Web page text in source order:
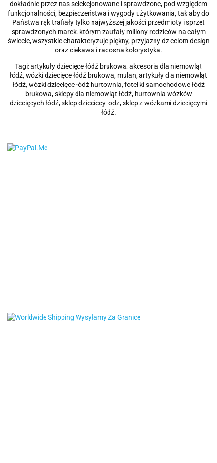
dokładnie przez nas selekcjonowane i sprawdzone, pod względem
funkcjonalności, bezpieczeństwa i wygody użytkowania, tak aby do
Państwa rąk trafiały tylko najwyższej jakości przedmioty i sprzęt
sprawdzonych marek, którym zaufały miliony rodziców na całym
świecie, wszystkie charakteryzuje piękny, przyjazny dzieciom design
oraz ciekawa i radosna kolorystyka.
Tagi: artykuły dziecięce łódź brukowa, akcesoria dla niemowląt
łódź, wózki dziecięce łódź brukowa, mulan, artykuły dla niemowląt
łódź, wózki dziecięce łódź hurtownia, foteliki samochodowe łódź
brukowa, sklepy dla niemowląt łódź, hurtownia wózków
dziecięcych łódź, sklep dzieciecy lodz, sklep z wózkami dziecięcymi
łódź.